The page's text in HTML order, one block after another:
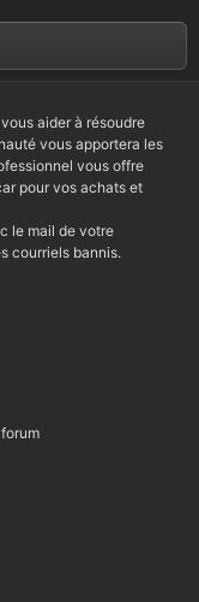
aider à résoudre
vous apportera les
vous offre
pour vos achats et
le mail de votre
courriels bannis.